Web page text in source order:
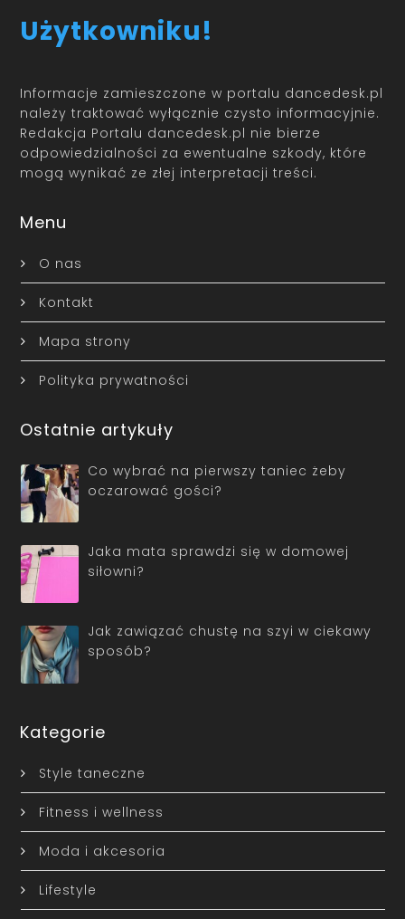
Użytkowniku!
Informacje zamieszczone w portalu dancedesk.pl
należy traktować wyłącznie czysto informacyjnie.
Redakcja Portalu dancedesk.pl nie bierze
odpowiedzialności za ewentualne szkody, które
mogą wynikać ze złej interpretacji treści.
Menu
O nas
Kontakt
Mapa strony
Polityka prywatności
Ostatnie artykuły
Co wybrać na pierwszy taniec żeby
oczarować gości?
Jaka mata sprawdzi się w domowej
siłowni?
Jak zawiązać chustę na szyi w ciekawy
sposób?
Kategorie
Style taneczne
Fitness i wellness
Moda i akcesoria
Lifestyle